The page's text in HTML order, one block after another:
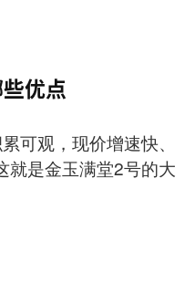
优点
可观，现价增速快、
就是金玉满堂2号的大